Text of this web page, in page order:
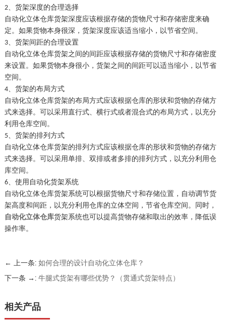
2、 货架深度的合理选择
自动化立体仓库货架深度应该根据存储的货物尺寸和存储密度来确
定。如果货物本身很深，货架深度应该适当缩小，以节省空间。
3、 货架间距的合理设置
自动化立体仓库货架之间的间距应该根据存储的货物尺寸和存储密度
来设置。如果货物本身很小，货架之间的间距可以适当缩小，以节省
空间。
4、 货架的布局方式
自动化立体仓库货架的布局方式应该根据仓库的形状和货物的存储方
式来选择。可以采用直行式、横行式或者混合式的布局方式，以充分
利用仓库空间。
5、 货架的排列方式
自动化立体仓库货架的排列方式应该根据仓库的形状和货物的存储方
式来选择。可以采用单排、双排或者多排的排列方式，以充分利用仓
库空间。
6、 使用自动化货架系统
自动化立体仓库货架系统可以根据货物尺寸和存储位置，自动调节货
架高度和间距，以充分利用仓库的立体空间，节省仓库空间。同时，
自动化立体仓库货架系统也可以提高货物存储和取出的效率，降低误
操作率。
← 上一条: 如何合理的设计自动化立体仓库？
下一条 →: 牛腿式货架有哪些优势？（贯通式货架特点）
相关产品